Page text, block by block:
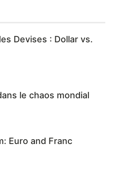
Devises : Dollar vs.
le chaos mondial
Euro and Franc